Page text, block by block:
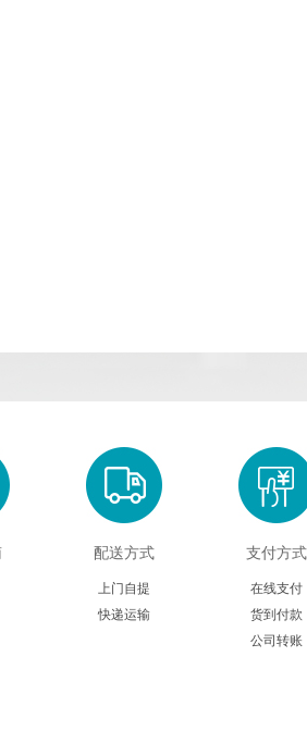
配送方式
上门自提
快递运输
支付方式
在线支付
货到付款
公司转账